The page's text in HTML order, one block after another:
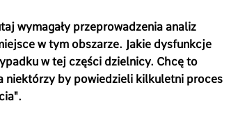
wymagały przeprowadzenia analiz
w tym obszarze. Jakie dysfunkcje
w tej części dzielnicy. Chcę to
niektórzy by powiedzieli kilkuletni proces